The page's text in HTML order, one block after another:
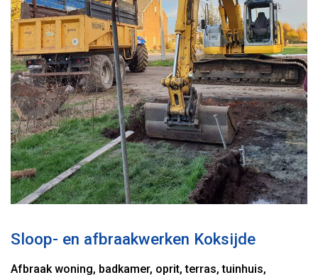
Sloop- en afbraakwerken Koksijde
Afbraak woning, badkamer, oprit, terras, tuinhuis,